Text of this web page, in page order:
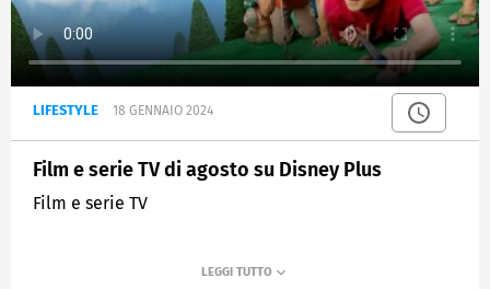
LIFESTYLE 18 GENNAIO 2024
Film e serie TV di agosto su Disney Plus
Film e serie TV